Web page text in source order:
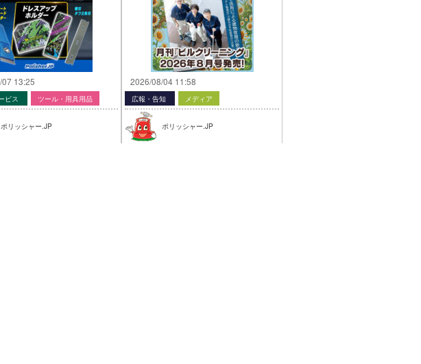
13:25
ビス ツール・用具用品
ポリッシャー.JP
2026/08/04 11:58
広報・告知 メディア
ポリッシャー.JP